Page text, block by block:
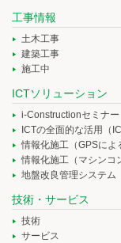
工事情報
土木工事
建築工事
施工中
ICTソリューション
i-Constructionセミナー
ICTの全面的な活用（
情報化施工（GPSによ
情報化施工（マシンコ
地盤改良管理システム
技術・サービス
技術
サービス